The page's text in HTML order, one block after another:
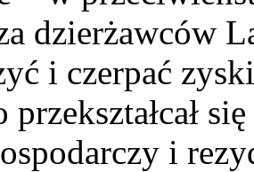
dzierżawców
i czerpać
przekształcał
i